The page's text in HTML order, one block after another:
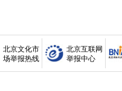
北京文化市
场举报热线
北京互联网
举报中心